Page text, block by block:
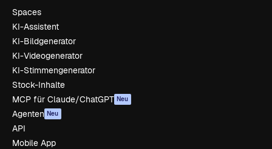
Spaces
KI-Assistent
KI-Bildgenerator
KI-Videogenerator
KI-Stimmengenerator
Stock-Inhalte
MCP für Claude/ChatGPT Neu
Agenten Neu
API
Mobile App